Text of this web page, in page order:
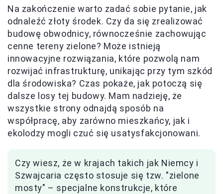
Na zakończenie warto zadać sobie pytanie, jak
odnaleźć złoty środek. Czy da się zrealizować
budowę obwodnicy, równocześnie zachowując
cenne tereny zielone? Może istnieją
innowacyjne rozwiązania, które pozwolą nam
rozwijać infrastrukturę, unikając przy tym szkód
dla środowiska? Czas pokaże, jak potoczą się
dalsze losy tej budowy. Mam nadzieję, że
wszystkie strony odnajdą sposób na
współpracę, aby zarówno mieszkańcy, jak i
ekolodzy mogli czuć się usatysfakcjonowani.
Czy wiesz, że w krajach takich jak Niemcy i
Szwajcaria często stosuje się tzw. "zielone
mosty" – specjalne konstrukcje, które